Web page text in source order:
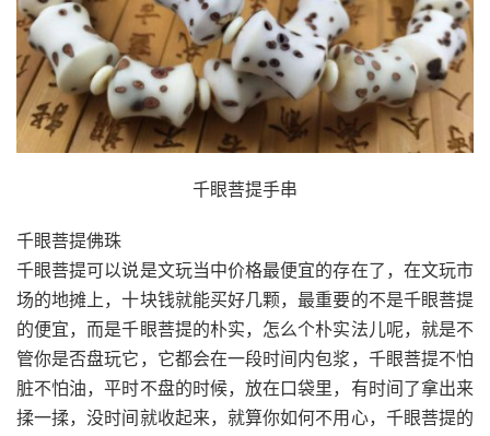
千眼菩提手串
千眼菩提佛珠
千眼菩提可以说是文玩当中价格最便宜的存在了，在文玩市
场的地摊上，十块钱就能买好几颗，最重要的不是千眼菩提
的便宜，而是千眼菩提的朴实，怎么个朴实法儿呢，就是不
管你是否盘玩它，它都会在一段时间内包浆，千眼菩提不怕
脏不怕油，平时不盘的时候，放在口袋里，有时间了拿出来
揉一揉，没时间就收起来，就算你如何不用心，千眼菩提的